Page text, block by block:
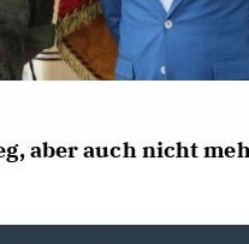
aber auch nicht